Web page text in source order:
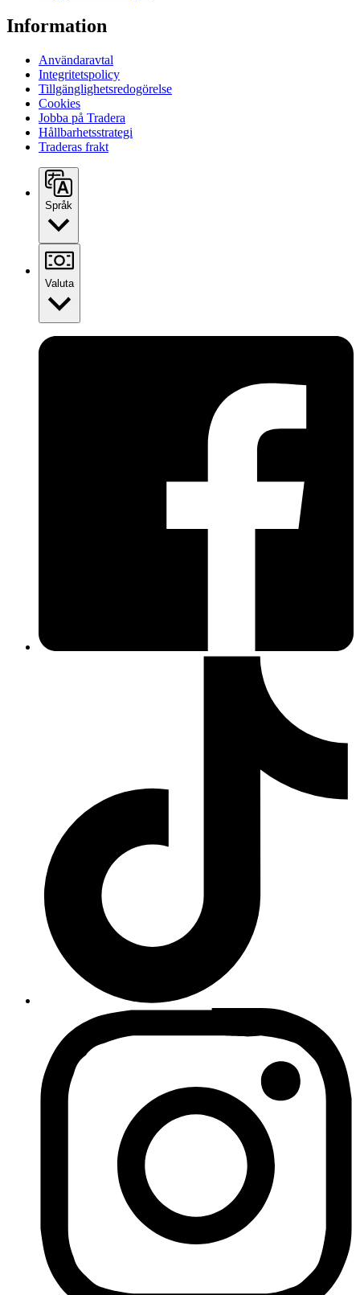
Information
Användaravtal
Integritetspolicy
Tillgänglighetsredogörelse
Cookies
Jobba på Tradera
Hållbarhetsstrategi
Traderas frakt
Språk
Valuta